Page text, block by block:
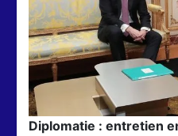
Diplomatie : entretien